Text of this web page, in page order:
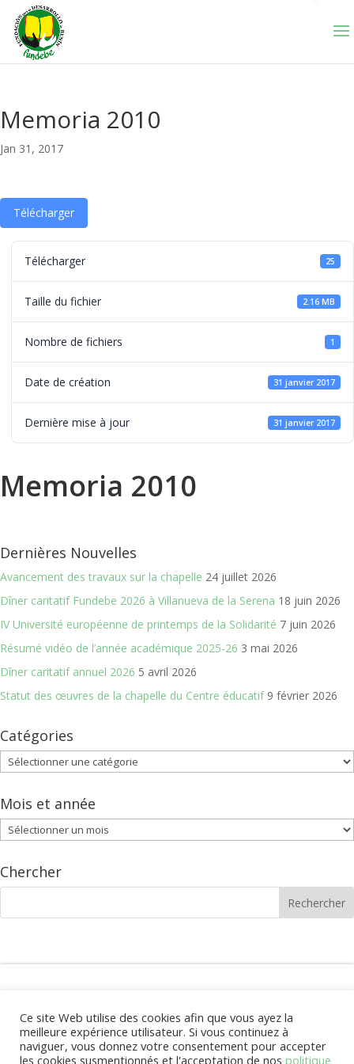
Memoria 2010
Jan 31, 2017
Télécharger
Télécharger 25
Taille du fichier 2.16 MB
Nombre de fichiers 1
Date de création 31 janvier 2017
Dernière mise à jour 31 janvier 2017
Memoria 2010
Dernières Nouvelles
Avancement des travaux sur la chapelle 24 juillet 2026
Dîner caritatif Fundebe 2026 à Villanueva de la Serena 18 juin 2026
IV Université européenne de printemps de la Solidarité 7 juin 2026
Résumé vidéo de l’année académique 2025-26 3 mai 2026
Dîner caritatif annuel 2026 5 avril 2026
Statut des œuvres de la chapelle du Centre éducatif 9 février 2026
Catégories
Catégories
Mois et année
Mois
et
année
Chercher
Ce site Web utilise des cookies afin que vous ayez la
meilleure expérience utilisateur. Si vous continuez à
naviguer, vous donnez votre consentement pour accepter
les cookies susmentionnés et l'acceptation de nos politique